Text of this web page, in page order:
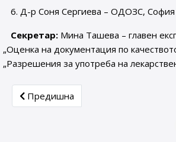
6. Д-р Соня Сергиева – ОДОЗС, София
Секретар: Мина Ташева – главен
„Оценка на документация по
„Разрешения за употреба на
Previous article: Комисия за
Предишна